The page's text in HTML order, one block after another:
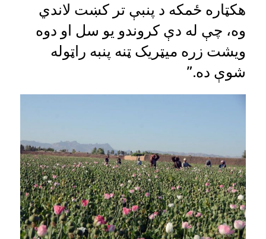
هکټاره ځمکه د پنبې تر کښت لاندي
وه، چې له دې کروندو یو سل او دوه
ویشت زره میټریک ټنه پنبه راټوله
شوې ده.”